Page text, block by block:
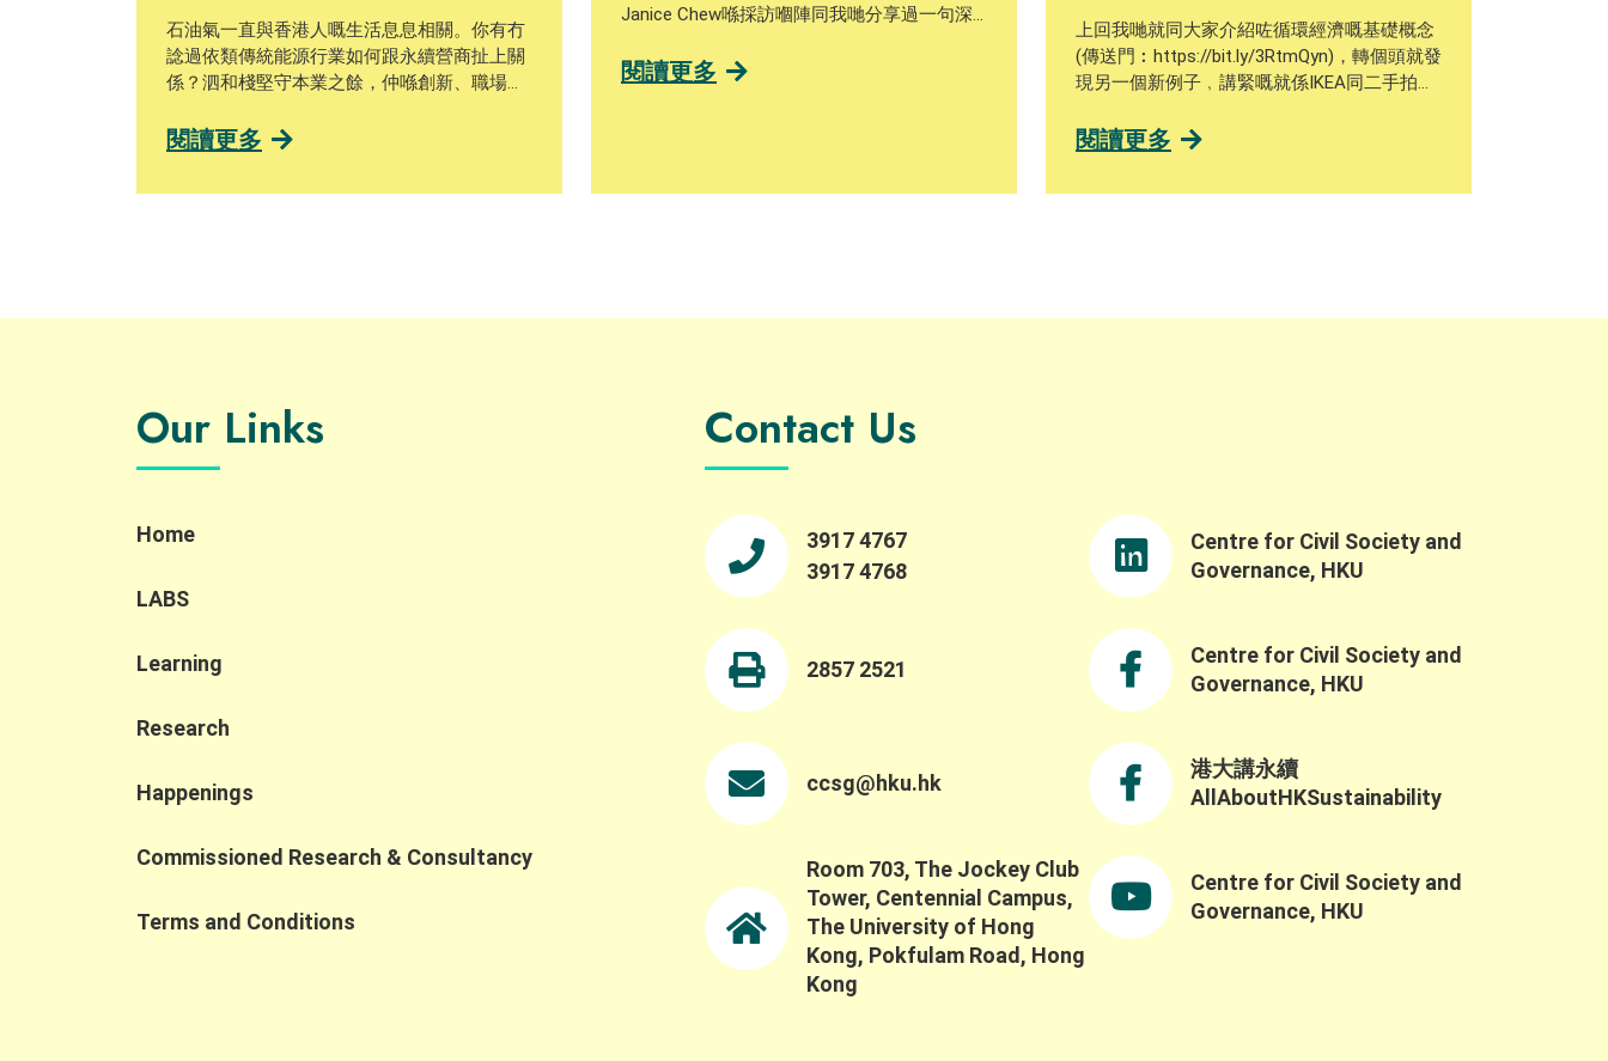
石油氣一直與香港人嘅生活息息相關。你有冇
諗過依類傳統能源行業如何跟永續營商扯上關
係？泗和棧堅守本業之餘，仲喺創新、職場文
故事啦！ 泗和棧有限公司於1976年成立，主要
佢哋對員工同客戶嘅首要考量。自1992年起，
率。 隨著再生能源漸趨普及，泗和棧預計石油
氣相關產業會逐漸式微。該企業為此逐步轉型
並開拓新的業務，透過學徒制培育年輕人才、
（綠色集團有限公司）等公司展開跨界別協
入以下嘅連結，閱讀完整版嘅《企業實踐案
https://ccsg.hku.hk/pslb/zh/szewochaan_chi/
商界永續發展領袖計劃 #pslb #svc
#businesssustainability
#business #sme #collaboration
#HSBC
閱讀更多
Janice Chew喺採訪嗰陣同我哋分享過一句深
用『心』去做。為做而做沒意思，你不會做得
過慈善機構「愛．傳遞」基金會支持有特殊教
#businesssustainability
#sustainabilityleadership #sustainability
閱讀更多
上回我哋就同大家介紹咗循環經濟嘅基礎概念
(傳送門︰https://bit.ly/3RtmQyn)，轉個頭就發
現另一個新例子﹐講緊嘅就係IKEA同二手拍賣
布喺Carousell上設立「IKEA專區」，展示IKEA
可以「Reduce」減少製造新產品所消耗嘅自然
嘅支出﹐所以絕對係WIN-WIN 呢個合作有機會
為IKEA擴闊線上銷售渠道，間接將品牌推廣至
另一客群，增加品牌曝光度同知名度，達致品
環境、社會嘅貢獻愈來愈著重﹐所以知道IKEA
有心推動可持續發展將會係對品牌嘅「加分
位」﹐有良好嘅品牌形象長遠嚟講係非常重
要﹐有調查就發現63%消費者傾向支持一啲同
自己理念相近嘅機構 其實隨住Carousell呢啲二
手拍賣平台嘅誕生﹐消費者對於二手或有小瑕
疵嘅產品抗拒度愈來愈低﹐所以都有利於商家
推動循環經濟嘅經營模式，有助實現環境保護
廢棄物品只係錯配嘅資源，只要係「對的時間
遇上對的人」其實就會搵得番佢嘅價值﹐所以
講到尾﹐究竟有咩辦法可以整合呢啲資源交俾
有需要嘅人手上將會係社會嘅一個大議題﹐唔
閱讀更多
Our Links
Home
LABS
Learning
Research
Happenings
Commissioned Research & Consultancy
Terms and Conditions
Contact Us
3917 4767
3917 4768
2857 2521
ccsg@hku.hk
Room 703, The Jockey Club
Tower, Centennial Campus,
The University of Hong
Kong, Pokfulam Road, Hong
Kong
Centre for Civil Society and
Governance, HKU
Centre for Civil Society and
Governance, HKU
港大講永續
AllAboutHKSustainability
Centre for Civil Society and
Governance, HKU